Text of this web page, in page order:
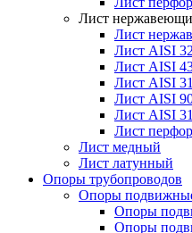
Лист
Лист
Лист AISI
Лист AISI
Лист AISI
Лист AISI
Лист AISI
Лист
Лист медный
Лист латунный
Опоры трубопроводов
Опоры
Опоры
Опоры